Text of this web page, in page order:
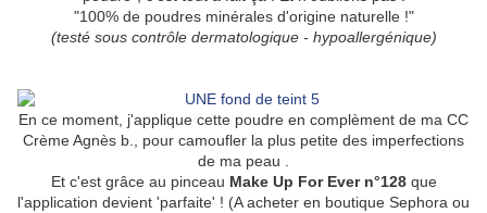
"100% de poudres minérales d'origine naturelle !"
(testé sous contrôle dermatologique - hypoallergénique)
En ce moment, j'applique cette poudre en complèment de ma CC
Crème Agnès b., pour camoufler la plus petite des imperfections
de ma peau .
Et c'est grâce au pinceau Make Up For Ever n°128que
l'application devient 'parfaite' ! (A acheter en boutique Sephora ou